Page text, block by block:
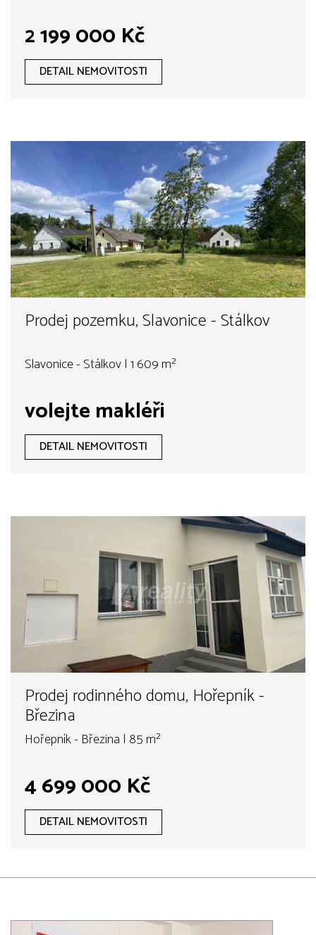
2 199 000 Kč
DETAIL NEMOVITOSTI
Prodej pozemku, Slavonice - Stálkov
Slavonice - Stálkov | 1 609 m²
volejte makléři
DETAIL NEMOVITOSTI
Prodej rodinného domu, Hořepník -
Březina
Hořepník - Březina | 85 m²
4 699 000 Kč
DETAIL NEMOVITOSTI